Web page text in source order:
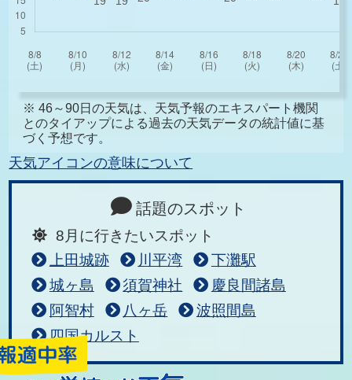
※ 46～90日の天気は、天気予報のエキスパート機関
とのタイアップによる過去の天気データの統計値に基
づく予想です。
天気アイコンの意味について
話題のスポット
8月に行きたいスポット
上田城跡
川平湾
下灘駅
城ヶ島
須賀神社
慶良間諸島
阿智村
八ヶ岳
波照間島
四国カルスト